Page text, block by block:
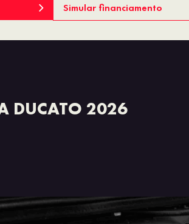
Simular financiamento
DUCATO 2026